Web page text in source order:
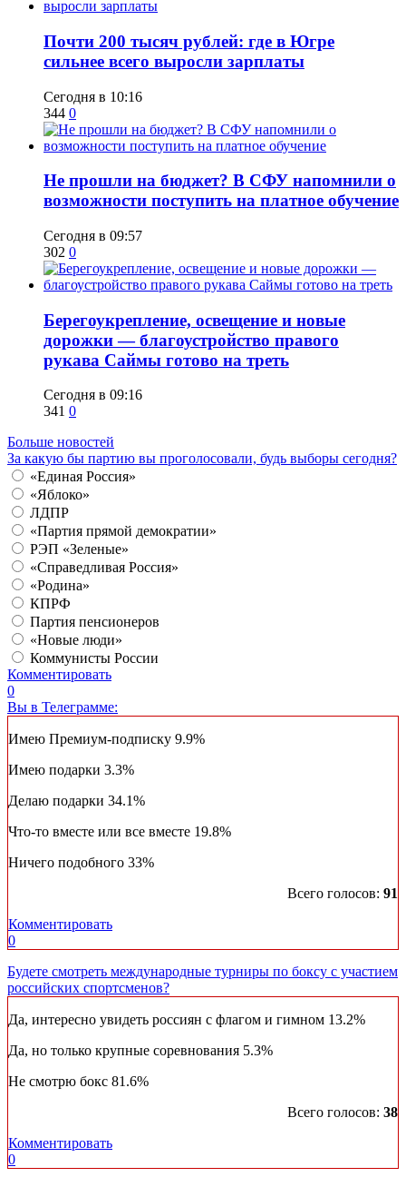
​Почти 200 тысяч рублей: где в Югре
сильнее всего выросли зарплаты
Сегодня в 10:16
344 0
Не прошли на бюджет? В СФУ напомнили о
возможности поступить на платное обучение
Сегодня в 09:57
302 0
Берегоукрепление, освещение и новые
дорожки — благоустройство правого
рукава Саймы готово на треть
Сегодня в 09:16
341 0
Больше новостей
За какую бы партию вы проголосовали, будь выборы сегодня?
«Единая Россия»
«Яблоко»
ЛДПР
«Партия прямой демократии»
РЭП «Зеленые»
«Справедливая Россия»
«Родина»
КПРФ
Партия пенсионеров
«Новые люди»
Коммунисты России
Комментировать
0
Вы в Телеграмме:
Имею Премиум-подписку 9.9%
Имею подарки 3.3%
Делаю подарки 34.1%
Что-то вместе или все вместе 19.8%
Ничего подобного 33%
Всего голосов: 91
Комментировать
0
Будете смотреть международные турниры по боксу с участием
российских спортсменов?
Да, интересно увидеть россиян с флагом и гимном 13.2%
Да, но только крупные соревнования 5.3%
Не смотрю бокс 81.6%
Всего голосов: 38
Комментировать
0